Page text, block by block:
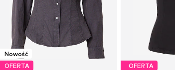
Nowość
OFERTA
OFERTA